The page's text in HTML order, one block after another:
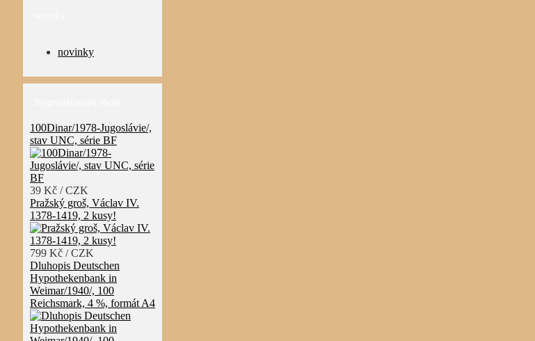
novinky
100Dinar/1978-Jugoslávie/,
stav UNC, série BF
39 Kč / CZK
Pražský groš, Václav IV.
1378-1419, 2 kusy!
799 Kč / CZK
Dluhopis Deutschen
Hypothekenbank in
Weimar/1940/, 100
Reichsmark, 4 %, formát A4